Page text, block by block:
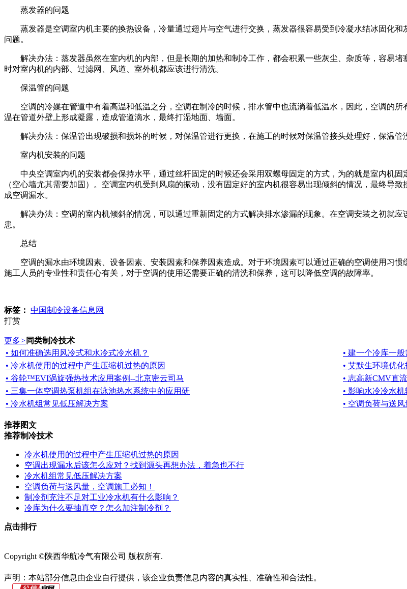
蒸发器的问题
蒸发器是空调室内机主要的换热设备，冷量通过翅片与空气进行交换，蒸发器很容易受到冷凝水结冰固化和
问题。
解决办法：蒸发器虽然在室内机的内部，但是长期的加热和制冷工作，都会积累一些灰尘、杂质等，容易堵
时对室内机的内部、过滤网、风道、室外机都应该进行清洗。
保温管的问题
空调的冷媒在管道中有着高温和低温之分，空调在制冷的时候，排水管中也流淌着低温水，因此，空调的所
温在管道外壁上形成凝露，造成管道滴水，最终打湿地面、墙面。
解决办法：保温管出现破损和损坏的时候，对保温管进行更换，在施工的时候对保温管接头处理好，保温管
室内机安装的问题
中央空调室内机的安装都会保持水平，通过丝杆固定的时候还会采用双螺母固定的方式，为的就是室内机固
（空心墙尤其需要加固）。空调室内机受到风扇的振动，没有固定好的室内机很容易出现倾斜的情况，最终导
成空调漏水。
解决办法：空调的室内机倾斜的情况，可以通过重新固定的方式解决排水渗漏的现象。在空调安装之初就应
患。
总结
空调的漏水由环境因素、设备因素、安装因素和保养因素造成。对于环境因素可以通过正确的空调使用习惯
施工人员的专业性和责任心有关，对于空调的使用还需要正确的清洗和保养，这可以降低空调的故障率。
标签： 中国制冷设备信息网
打赏
更多> 同类制冷技术
• 如何准确选用风冷式和水冷式冷水机？
• 建一个冷库一
• 冷水机使用的过程中产生压缩机过热的原因
• 艾默生环境优
• 谷轮™EVI涡旋强热技术应用案例--北京密云司马
• 志高新CMV直
• 三集一体空调热泵机组在泳池热水系统中的应用研
• 影响水冷冷水
• 冷水机组常见低压解决方案
• 空调负荷与送
推荐图文
推荐制冷技术
冷水机使用的过程中产生压缩机过热的原因
空调出现漏水后该怎么应对？找到源头再想办法，着急也不行
冷水机组常见低压解决方案
空调负荷与送风量，空调施工必知！
制冷剂充注不足对工业冷水机有什么影响？
冷库为什么要抽真空？怎么加注制冷剂？
点击排行
Copyright ©陕西华航冷气有限公司 版权所有.
声明：本站部分信息由企业自行提供，该企业负责信息内容的真实性、准确性和合法性。